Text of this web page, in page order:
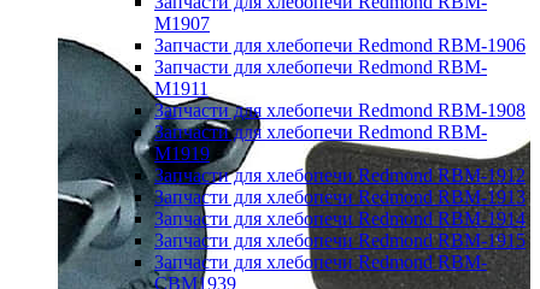
M1907
Запчасти для хлебопечи Redmond RBM-1906
Запчасти для хлебопечи Redmond RBM-
M1911
Запчасти для хлебопечи Redmond RBM-1908
Запчасти для хлебопечи Redmond RBM-
M1919
Запчасти для хлебопечи Redmond RBM-1912
Запчасти для хлебопечи Redmond RBM-1913
Запчасти для хлебопечи Redmond RBM-1914
Запчасти для хлебопечи Redmond RBM-1915
Запчасти для хлебопечи Redmond RBM-
CBM1939